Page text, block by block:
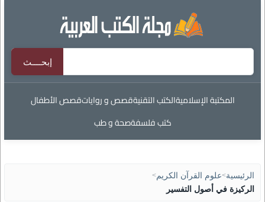
المكتبة الإسلاميةالكتب التقنيةقصص و رواياتقصص الأطفال
كتب فلسفةصحة و طب
الرئيسية>علوم القرآن الكريم>
الركيزة في أصول التفسير